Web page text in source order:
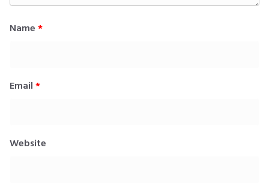
Name *
Email *
Website